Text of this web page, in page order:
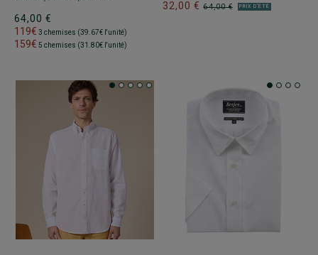
64,00 €
119€ 3 chemises (39.67€ l'unité)
159€ 5 chemises (31.80€ l'unité)
64,00 €
32,00 € PRIX D'ÉTÉ